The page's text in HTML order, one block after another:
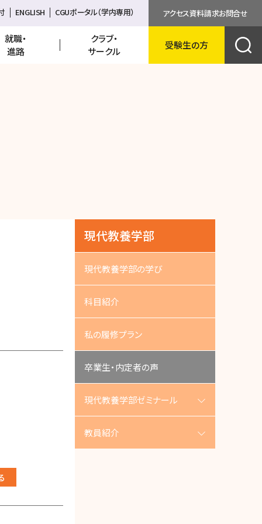
ENGLISH CGUポータル（学内専用） アクセス資料請求お問合せ
就職・
進路
クラブ・
サークル
受験生の方
English
現代教養学部
現代教養学部の学び
科目紹介
私の履修プラン
卒業生・内定者の声
現代教養学部ゼミナール
教員紹介